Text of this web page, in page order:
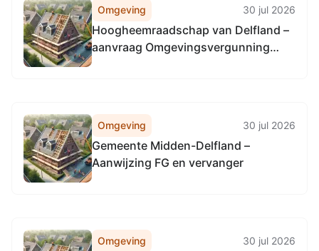
Omgeving 30 jul 2026
Hoogheemraadschap van Delfland –
aanvraag Omgevingsvergunning
Omgeving 30 jul 2026
Gemeente Midden-Delfland –
Aanwijzing FG en vervanger
Omgeving 30 jul 2026